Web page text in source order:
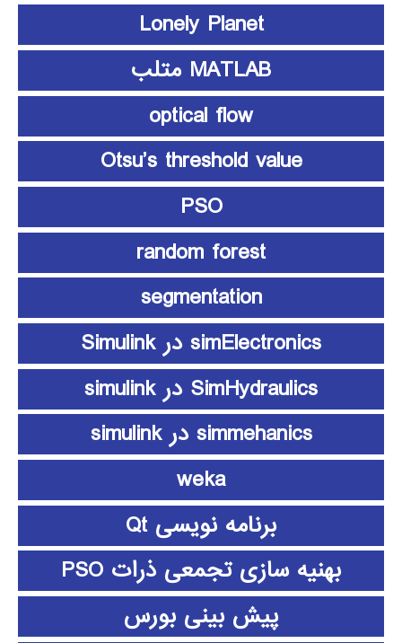
Lonely Planet
MATLAB متلب
optical flow
Otsu’s threshold value
PSO
random forest
segmentation
simElectronics در Simulink
SimHydraulics در simulink
simmehanics در simulink
weka
برنامه نویسی Qt
بهنیه سازی تجمعی ذرات PSO
پیش بینی بورس